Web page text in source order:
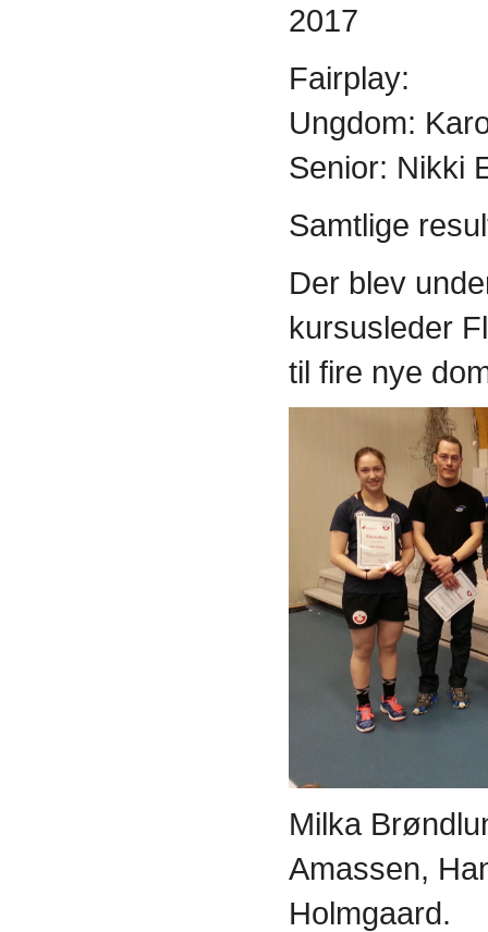
2017
Fairplay:
Ungdom:
Senior: Nikki
Samtlige
Der blev
kursusleder
til fire nye
Milka
Amassen,
Holmgaard.